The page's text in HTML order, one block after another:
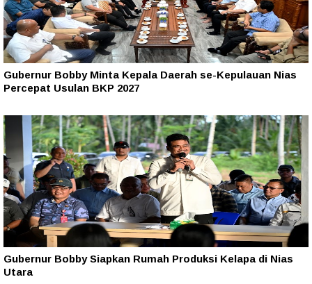
Gubernur Bobby Minta Kepala Daerah se-Kepulauan Nias
Percepat Usulan BKP 2027
Gubernur Bobby Siapkan Rumah Produksi Kelapa di Nias
Utara